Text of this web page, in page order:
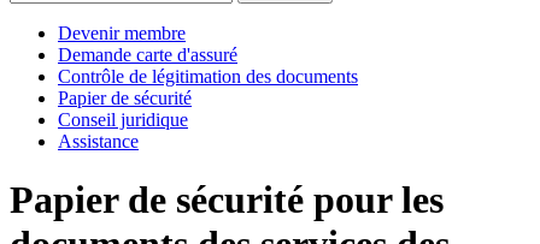
Devenir membre
Demande carte d'assuré
Contrôle de légitimation des documents
Papier de sécurité
Conseil juridique
Assistance
Papier de sécurité pour les